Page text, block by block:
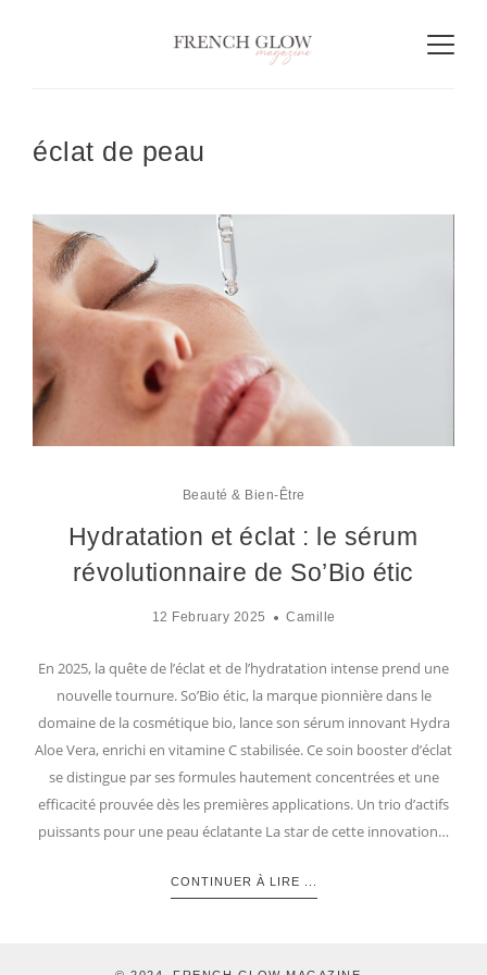
éclat de peau
Beauté & Bien-Être
Hydratation et éclat : le sérum
révolutionnaire de So’Bio étic
12 February 2025 Camille
En 2025, la quête de l’éclat et de l’hydratation intense prend une
nouvelle tournure. So’Bio étic, la marque pionnière dans le
domaine de la cosmétique bio, lance son sérum innovant Hydra
Aloe Vera, enrichi en vitamine C stabilisée. Ce soin booster d’éclat
se distingue par ses formules hautement concentrées et une
efficacité prouvée dès les premières applications. Un trio d’actifs
puissants pour une peau éclatante La star de cette innovation…
CONTINUER À LIRE ...